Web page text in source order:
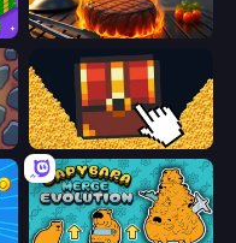
Click To Grill
Treasure Hunt Idle